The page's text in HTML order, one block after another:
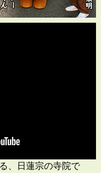
、日蓮宗の寺院で